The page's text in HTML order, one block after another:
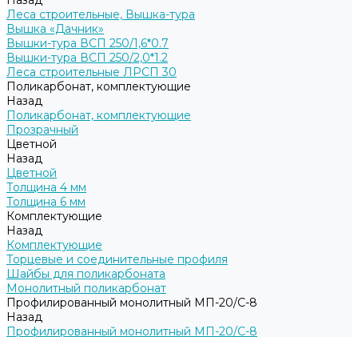
Леса строительные, Вышка-тура
Вышка «Дачник»
Вышки-тура ВСП 250/1,6*0.7
Вышки-тура ВСП 250/2,0*1.2
Леса строительные ЛРСП 30
Поликарбонат, комплектующие
Назад
Поликарбонат, комплектующие
Прозрачный
Цветной
Назад
Цветной
Толщина 4 мм
Толщина 6 мм
Комплектующие
Назад
Комплектующие
Торцевые и соединительные профиля
Шайбы для поликарбоната
Монолитный поликарбонат
Профилированный монолитный МП-20/С-8
Назад
Профилированный монолитный МП-20/С-8